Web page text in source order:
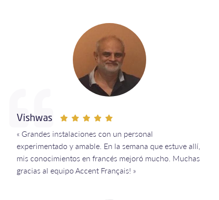
Vishwas
« Grandes instalaciones con un personal
experimentado y amable. En la semana que estuve allí,
mis conocimientos en francés mejoró mucho. Muchas
gracias al equipo Accent Français! »